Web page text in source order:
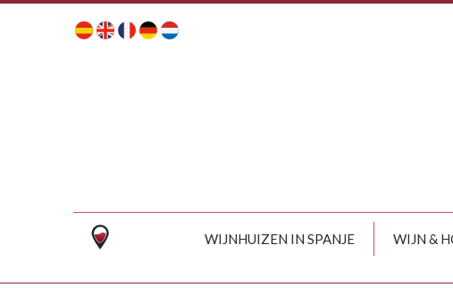
WIJNHUIZEN IN SPANJE WIJN &